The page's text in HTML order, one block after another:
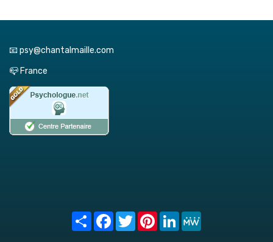
📧 psy@chantalmaille.com
📪 France
Share FacebookTwitterPinterest
LinkedIn